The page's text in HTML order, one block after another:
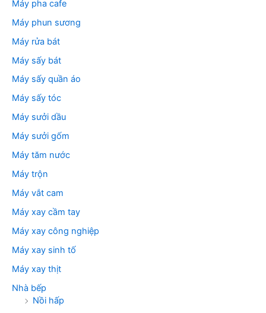
Máy pha cafe
Máy phun sương
Máy rửa bát
Máy sấy bát
Máy sấy quần áo
Máy sấy tóc
Máy sưởi dầu
Máy sưởi gốm
Máy tăm nước
Máy trộn
Máy vắt cam
Máy xay cầm tay
Máy xay công nghiệp
Máy xay sinh tố
Máy xay thịt
Nhà bếp
Nồi hấp